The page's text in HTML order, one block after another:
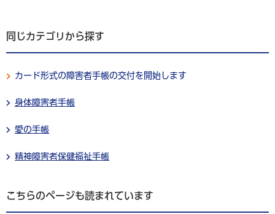
同じカテゴリから探す
カード形式の障害者手帳の交付を開始します
身体障害者手帳
愛の手帳
精神障害者保健福祉手帳
こちらのページも読まれています